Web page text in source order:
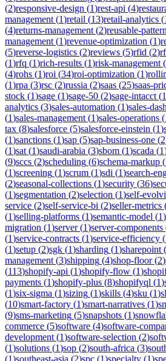
(2)responsive-design (1)rest-api (4)
management (1)retail (13)retail-analytics (
(4)returns-management (2)reusable-
management (1)revenue-optimization (1)
(5)reverse-logistics (2)reviews (5)rfid (2)
(1)rfq (1)rich-results (1)risk-management (
(4)rohs (1)roi (34)roi-optimization (1)
(1)rpa (3)rsc (2)russia (2)saas (25)saas-
stock (1)sage (1)sage-50 (2)sage-intacct (1
analytics (3)sales-automation (1)sales-
(1)sales-management (1)sales-operations (
tax (8)salesforce (5)salesforce-einstein (1)
(1)sanctions (1)sap (5)sap-business-one (2
(1)sat (1)saudi-arabia (3)sbom (1)scada (1
(9)sccs (2)scheduling (6)schema-markup (
(1)screening (1)scrum (1)sdi (1)search-
(2)seasonal-collections (1)security (36)
(1)segmentation (2)selection (1)self-
service (2)self-service-bi (2)seller-metrics
(1)selling-platforms (1)semantic-model (1)
migration (1)server(1)server-components
(1)service-contracts (1)service-efficiency (
(1)setup (2)sgk (1)sharding (1)sharepoint (
management (3)shipping (4)shop-floor(2)
(113)shopify-api (1)shopify-flow (1)
payments (1)shopify-plus (8)shopifyql (1)
(1)six-sigma (1)sizing (1)skills (4)sku (1)
(10)smart-factory (1)smart-narratives (1)
(9)sms-marketing (5)snapshots (1)
commerce (5)software (4)software-
development (1)software-selection (2)
(1)solutions (1)sop (2)south-africa (3)
(1)southeast-asia (2)spc (1)specialty (1)